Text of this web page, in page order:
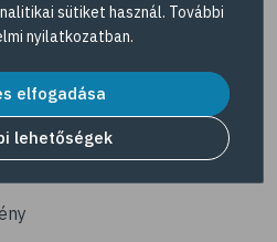
sütiket használ. További
nyilatkozatban.
elfogadása
lehetőségek